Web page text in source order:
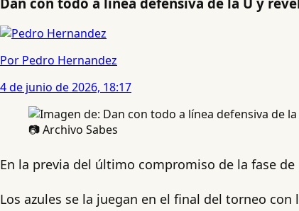
Por Pedro Hernandez
4 de junio de 2026, 18:17
📷 Archivo Sabes
En la previa del último compromiso de la fase de
Los azules se la juegan en el final del torneo